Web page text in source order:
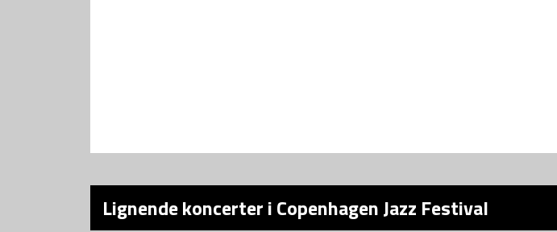
Lignende koncerter i Copenhagen Jazz Festival